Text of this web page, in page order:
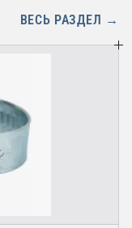
ВЕСЬ РАЗДЕЛ →